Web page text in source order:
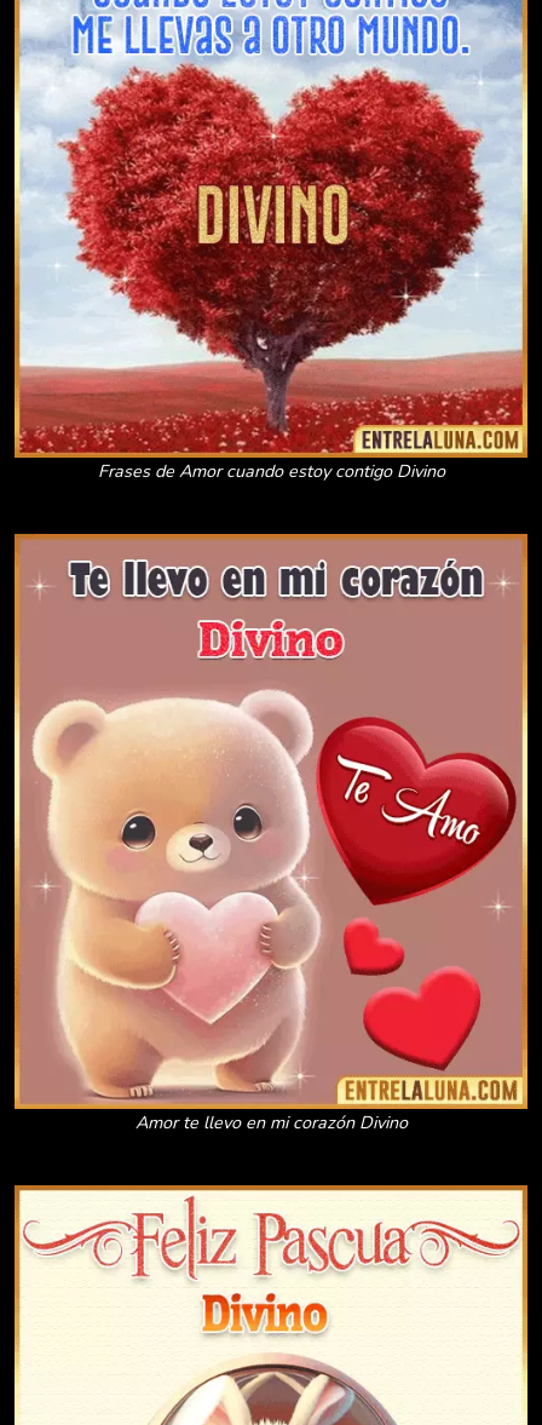
Frases de Amor cuando estoy contigo Divino
Amor te llevo en mi corazón Divino